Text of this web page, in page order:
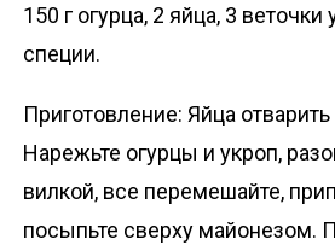
150 г огурца, 2 яйца, 3 веточки
специи.
Приготовление: Яйца отварить
Нарежьте огурцы и укроп,
вилкой, все перемешайте,
посыпьте сверху майонезом.